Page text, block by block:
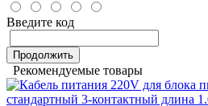
Введите код
Продолжить
Рекомендуемые товары